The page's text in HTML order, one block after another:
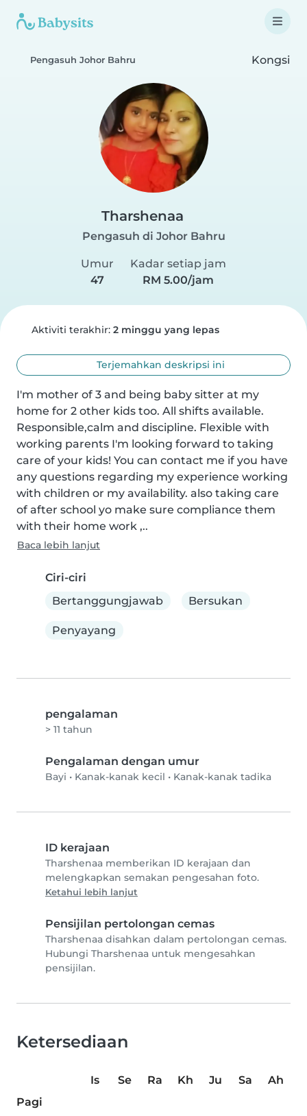
Pengasuh Johor Bahru Kongsi
Tharshenaa
Pengasuh di Johor Bahru
Umur
47
Kadar setiap jam
RM 5.00/jam
Aktiviti terakhir: 2 minggu yang lepas
Terjemahkan deskripsi ini
I'm mother of 3 and being baby sitter at my
home for 2 other kids too. All shifts available.
Responsible,calm and discipline. Flexible with
working parents I'm looking forward to taking
care of your kids! You can contact me if you have
any questions regarding my experience working
with children or my availability. also taking care
of after school yo make sure compliance them
with their home work ,..
Baca lebih lanjut
Ciri-ciri
Bertanggungjawab
Bersukan
Penyayang
pengalaman
> 11 tahun
Pengalaman dengan umur
Bayi • Kanak-kanak kecil • Kanak-kanak tadika
ID kerajaan
Tharshenaa memberikan ID kerajaan dan
melengkapkan semakan pengesahan foto.
Ketahui lebih lanjut
Pensijilan pertolongan cemas
Tharshenaa disahkan dalam pertolongan cemas.
Hubungi Tharshenaa untuk mengesahkan
pensijilan.
Ketersediaan
Is Se Ra Kh Ju Sa
Ah
Pagi